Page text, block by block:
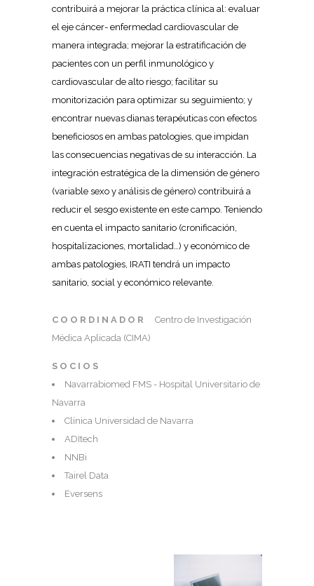
contribuirá a mejorar la práctica clínica al: evaluar
el eje cáncer- enfermedad cardiovascular de
manera integrada; mejorar la estratificación de
pacientes con un perfil inmunológico y
cardiovascular de alto riesgo; facilitar su
monitorización para optimizar su seguimiento; y
encontrar nuevas dianas terapéuticas con efectos
beneficiosos en ambas patologies, que impidan
las consecuencias negativas de su interacción. La
integración estratégica de la dimensión de género
(variable sexo y análisis de género) contribuirá a
reducir el sesgo existente en este campo. Teniendo
en cuenta el impacto sanitario (cronificación,
hospitalizaciones, mortalidad…) y económico de
ambas patologies, IRATI tendrá un impacto
sanitario, social y económico relevante.
COORDINADOR
Centro de Investigación
Médica Aplicada (CIMA)
SOCIOS
Navarrabiomed FMS - Hospital Universitario de
Navarra
Clínica Universidad de Navarra
ADItech
NNBi
Tairel Data
Eversens